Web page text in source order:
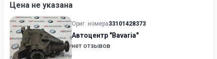
Цена не указана
Ориг. номера33101428373
Автоцентр "Bavaria"
нет отзывов